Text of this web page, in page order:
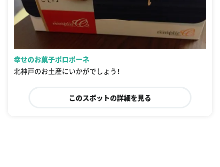
幸せのお菓子ポロポーネ
北神戸のお土産にいかがでしょう！
このスポットの詳細を見る